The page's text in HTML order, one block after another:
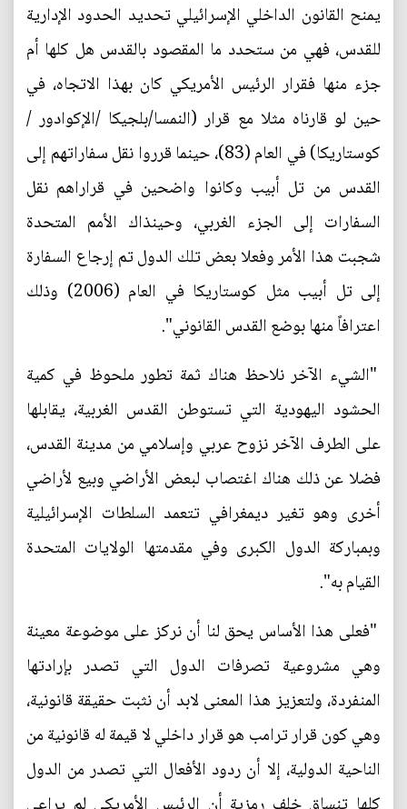
يمنح القانون الداخلي الإسرائيلي تحديد الحدود الإدارية
للقدس، فهي من ستحدد ما المقصود بالقدس هل كلها أم
جزء منها فقرار الرئيس الأمريكي كان بهذا الاتجاه، في
حين لو قارناه مثلا مع قرار (النمسا/بلجيكا /الإكوادور /
كوستاريكا) في العام (83)، حينما قرروا نقل سفاراتهم إلى
القدس من تل أبيب وكانوا واضحين في قراراهم نقل
السفارات إلى الجزء الغربي، وحينذاك الأمم المتحدة
شجبت هذا الأمر وفعلا بعض تلك الدول تم إرجاع السفارة
إلى تل أبيب مثل كوستاريكا في العام (2006) وذلك
اعترافاً منها بوضع القدس القانوني".
"الشيء الآخر نلاحظ هناك ثمة تطور ملحوظ في كمية
الحشود اليهودية التي تستوطن القدس الغربية، يقابلها
على الطرف الآخر نزوح عربي وإسلامي من مدينة القدس،
فضلا عن ذلك هناك اغتصاب لبعض الأراضي وبيع لأراضي
أخرى وهو تغير ديمغرافي تتعمد السلطات الإسرائيلية
وبمباركة الدول الكبرى وفي مقدمتها الولايات المتحدة
القيام به".
"فعلى هذا الأساس يحق لنا أن نركز على موضوعة معينة
وهي مشروعية تصرفات الدول التي تصدر بإرادتها
المنفردة، ولتعزيز هذا المعنى لابد أن نثبت حقيقة قانونية،
وهي كون قرار ترامب هو قرار داخلي لا قيمة له قانونية من
الناحية الدولية، إلا أن ردود الأفعال التي تصدر من الدول